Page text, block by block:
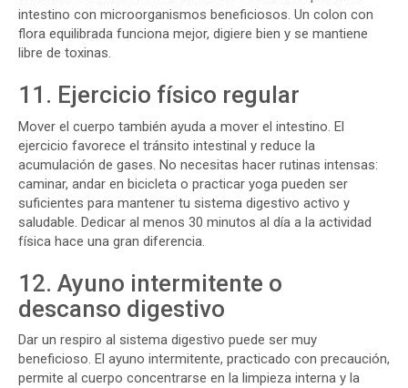
intestino con microorganismos beneficiosos. Un colon con
flora equilibrada funciona mejor, digiere bien y se mantiene
libre de toxinas.
11. Ejercicio físico regular
Mover el cuerpo también ayuda a mover el intestino. El
ejercicio favorece el tránsito intestinal y reduce la
acumulación de gases. No necesitas hacer rutinas intensas:
caminar, andar en bicicleta o practicar yoga pueden ser
suficientes para mantener tu sistema digestivo activo y
saludable. Dedicar al menos 30 minutos al día a la actividad
física hace una gran diferencia.
12. Ayuno intermitente o
descanso digestivo
Dar un respiro al sistema digestivo puede ser muy
beneficioso. El ayuno intermitente, practicado con precaución,
permite al cuerpo concentrarse en la limpieza interna y la